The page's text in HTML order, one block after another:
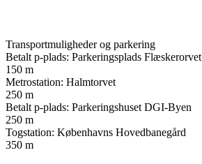
Transportmuligheder og parkering
Betalt p-plads: Parkeringsplads Flæskerorvet
150 m
Metrostation: Halmtorvet
250 m
Betalt p-plads: Parkeringshuset DGI-Byen
250 m
Togstation: Københavns Hovedbanegård
350 m